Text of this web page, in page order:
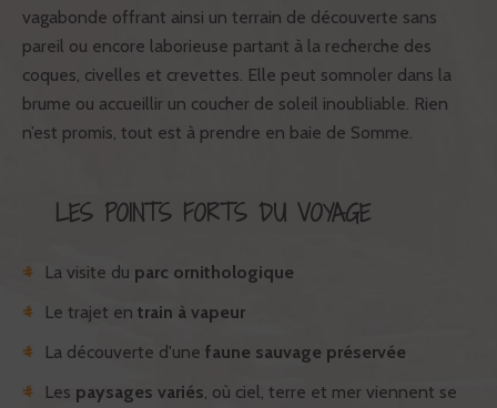
vagabonde offrant ainsi un terrain de découverte sans
pareil ou encore laborieuse partant à la recherche des
coques, civelles et crevettes. Elle peut somnoler dans la
brume ou accueillir un coucher de soleil inoubliable. Rien
n’est promis, tout est à prendre en baie de Somme.
LES POINTS FORTS DU VOYAGE
La visite du parc ornithologique
Le trajet en train à vapeur
La découverte d'une faune sauvage préservée
Les paysages variés , où ciel, terre et mer viennent se